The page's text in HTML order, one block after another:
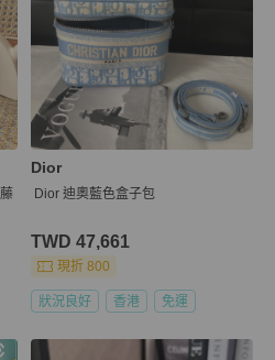
Dior
Dior 迪奧藍色盒子包
TWD 47,661
現折 800
狀況良好 香港 免運